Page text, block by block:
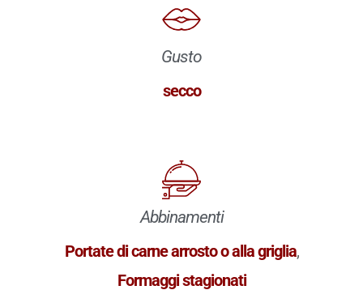
Gusto
secco
Abbinamenti
Portate di carne arrosto o alla griglia,
Formaggi stagionati